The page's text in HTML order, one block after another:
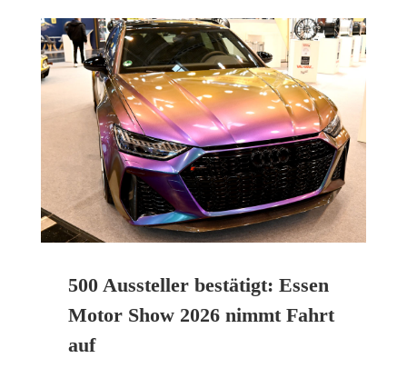
500 Aussteller bestätigt: Essen
Motor Show 2026 nimmt Fahrt
auf